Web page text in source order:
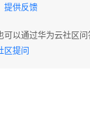
提供反馈
可以通过华为云社区
区提问